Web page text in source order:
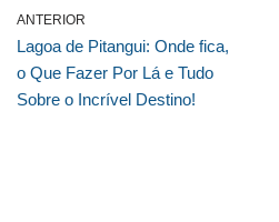
ANTERIOR
Lagoa de Pitangui: Onde fica,
o Que Fazer Por Lá e Tudo
Sobre o Incrível Destino!